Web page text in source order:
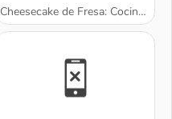
Cheesecake de Fresa: Cocina con Sara